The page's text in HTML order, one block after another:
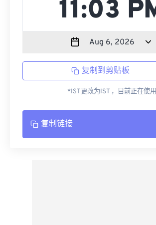
复制到剪贴板
*IST更改为IST ，目前正在使用
复制链接